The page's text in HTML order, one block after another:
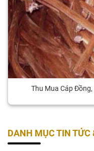
Thu Mua Cáp Đồng,
DANH MỤC TIN TỨC